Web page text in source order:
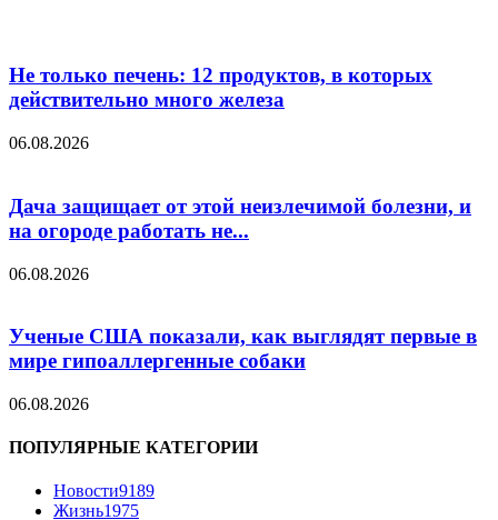
Не только печень: 12 продуктов, в которых
действительно много железа
06.08.2026
Дача защищает от этой неизлечимой болезни, и
на огороде работать не...
06.08.2026
Ученые США показали, как выглядят первые в
мире гипоаллергенные собаки
06.08.2026
ПОПУЛЯРНЫЕ КАТЕГОРИИ
Новости9189
Жизнь1975